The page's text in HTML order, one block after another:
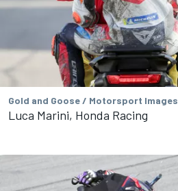
Gold and Goose / Motorsport Images
Luca Marini, Honda Racing